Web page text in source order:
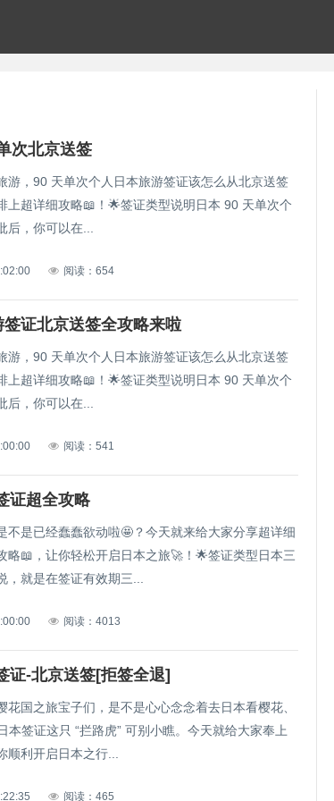
次北京送签
游，90 天单次个人日本旅游签证该怎么从北京送签
上超详细攻略📖！🌟签证类型说明日本 90 天单次个
后，你可以在...
阅读：654
证北京送签全攻略来啦
游，90 天单次个人日本旅游签证该怎么从北京送签
上超详细攻略📖！🌟签证类型说明日本 90 天单次个
后，你可以在...
阅读：541
证超全攻略
不是已经蠢蠢欲动啦🤩？今天就来给大家分享超详细
略📖，让你轻松开启日本之旅🚀！🌟签证类型日本三
就是在签证有效期三...
阅读：4013
证-北京送签[拒签全退]
花国之旅宝子们，是不是心心念念着去日本看樱花、
签证这只 “拦路虎” 可别小瞧。今天就给大家奉上
利开启日本之行...
阅读：465